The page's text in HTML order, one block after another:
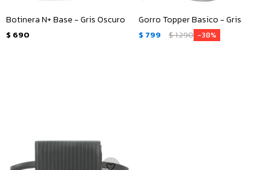
Botinera N+ Base - Gris Oscuro
$ 690
Gorro Topper Basico - Gris
$ 799 $1.290 38